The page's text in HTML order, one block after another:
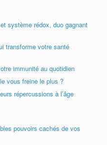
système rédox, duo gagnant
transforme votre santé
immunité au quotidien
vous freine le plus ?
répercussions à l’âge
pouvoirs cachés de vos